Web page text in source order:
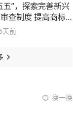
五”，探索完善新兴
查制度 提高商标
水平
天前
换一换